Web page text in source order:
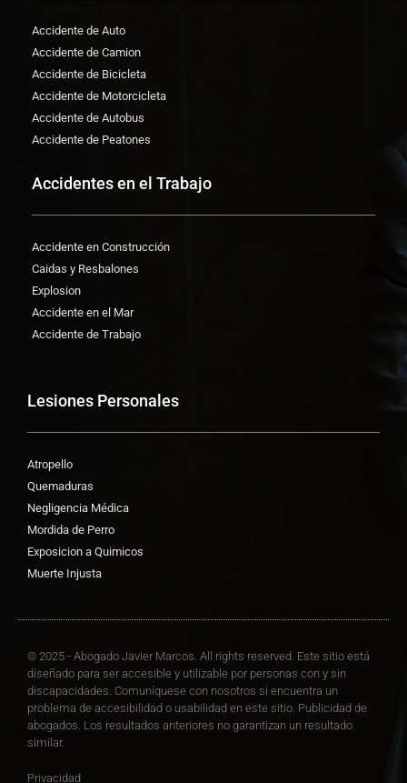
Accidente de Auto
Accidente de Camion
Accidente de Bicicleta
Accidente de Motorcicleta
Accidente de Autobus
Accidente de Peatones
Accidentes en el Trabajo
Accidente en Construcción
Caidas y Resbalones
Explosion
Accidente en el Mar
Accidente de Trabajo
Lesiones Personales
Atropello
Quemaduras
Negligencia Médica
Mordida de Perro
Exposicion a Quimicos
Muerte Injusta
© 2025 - Abogado Javier Marcos. All rights reserved. Este sitio está
diseñado para ser accesible y utilizable por personas con y sin
discapacidades. Comuníquese con nosotros si encuentra un
problema de accesibilidad o usabilidad en este sitio. Publicidad de
abogados. Los resultados anteriores no garantizan un resultado
similar.
Privacidad